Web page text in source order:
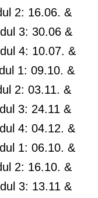
2: 16.06. &
3: 30.06 &
4: 10.07. &
1: 09.10. &
2: 03.11. &
3: 24.11 &
4: 04.12. &
1: 06.10. &
2: 16.10. &
3: 13.11 &